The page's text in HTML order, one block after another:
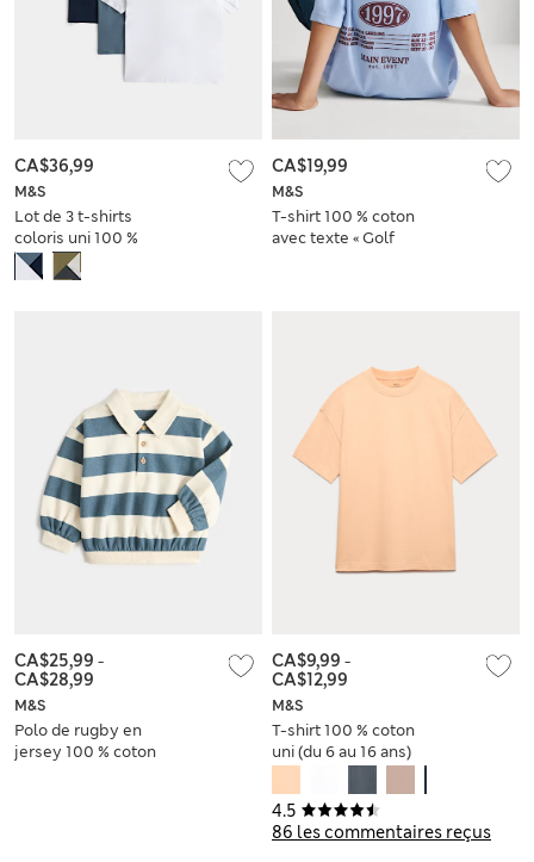
M&S
Lot de 3 t-shirts
coloris uni 100 %
coton (du 6 au 16
ans)
CA$36,99
M&S
T-shirt 100 % coton
avec texte « Golf
CA$19,99
M&S
Polo de rugby en
jersey 100 % coton
CA$25,99 -
CA$28,99
4.5
86 les commentaires reçus
M&S
T-shirt 100 % coton
uni (du 6 au 16 ans)
CA$9,99 -
CA$12,99